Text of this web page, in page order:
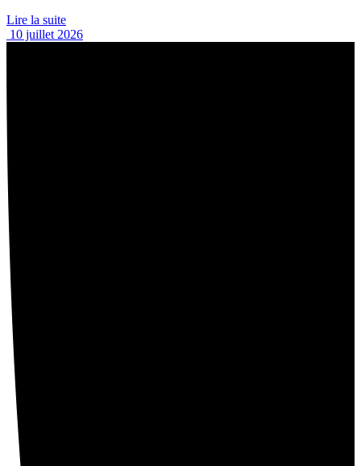
Lire la suite
10 juillet 2026